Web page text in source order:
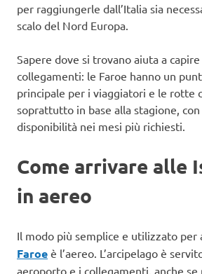
per raggiungerle dall’Italia sia
scalo del Nord Europa.
Sapere dove si trovano aiuta a
collegamenti: le Faroe hanno un
principale per i viaggiatori e le rotte
soprattutto in base alla stagione,
disponibilità nei mesi più richiesti.
Come arrivare alle
in aereo
Il modo più semplice e utilizzato per
Faroe è l’aereo. L’arcipelago è
aeroporto e i collegamenti, anche se